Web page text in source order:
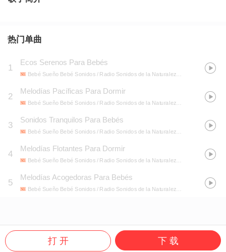
热门单曲
1
Ecos Serenos Para Bebés
Bebé Sueño Bebé Sonidos / Radio Sonidos de la Naturaleza / Ruidos de alivio
2
Melodías Pacíficas Para Dormir
Bebé Sueño Bebé Sonidos / Radio Sonidos de la Naturaleza / Ruidos de alivio
3
Sonidos Tranquilos Para Bebés
Bebé Sueño Bebé Sonidos / Radio Sonidos de la Naturaleza / Ruidos de alivio
4
Melodías Flotantes Para Dormir
Bebé Sueño Bebé Sonidos / Radio Sonidos de la Naturaleza / Ruidos de alivio
5
Melodías Acogedoras Para Bebés
Bebé Sueño Bebé Sonidos / Radio Sonidos de la Naturaleza / Ruidos de alivio
打 开 下 载